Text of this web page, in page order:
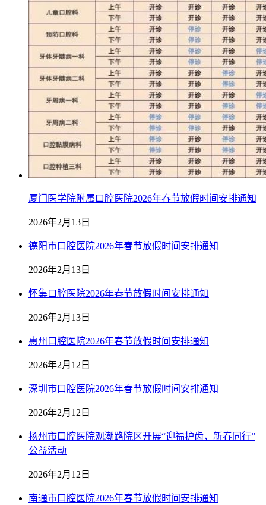
厦门医学院附属口腔医院2026年春节放假时间安排通知
2026年2月13日
德阳市口腔医院2026年春节放假时间安排通知
2026年2月13日
怀集口腔医院2026年春节放假时间安排通知
2026年2月13日
惠州口腔医院2026年春节放假时间安排通知
2026年2月12日
深圳市口腔医院2026年春节放假时间安排通知
2026年2月12日
扬州市口腔医院观潮路院区开展“迎福护齿，新春同行”
公益活动
2026年2月12日
南通市口腔医院2026年春节放假时间安排通知